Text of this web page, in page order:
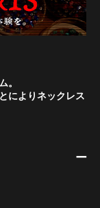
。
によりネックレス